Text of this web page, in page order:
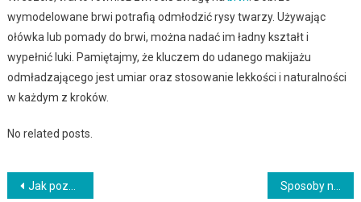
wymodelowane brwi potrafią odmłodzić rysy twarzy. Używając
ołówka lub pomady do brwi, można nadać im ładny kształt i
wypełnić luki. Pamiętajmy, że kluczem do udanego makijażu
odmładzającego jest umiar oraz stosowanie lekkości i naturalności
w każdym z kroków.
No related posts.
Nawigacja
Jak pozbyć się białych plam na skórze po opalaniu?